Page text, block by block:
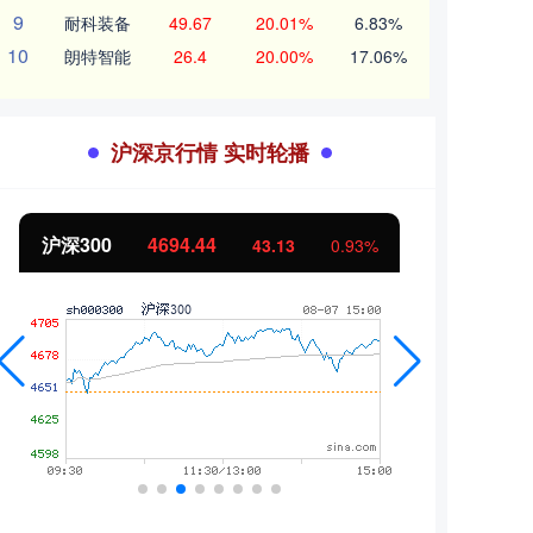
9 耐科装备 49.67 20.01% 6.83%
10 朗特智能 26.4 20.00% 17.06%
沪深京行情 实时轮播
沪深300 4694.44 43.13 0.93%